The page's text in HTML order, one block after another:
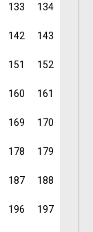
133 134
142 143
151 152
160 161
169 170
178 179
187 188
196 197